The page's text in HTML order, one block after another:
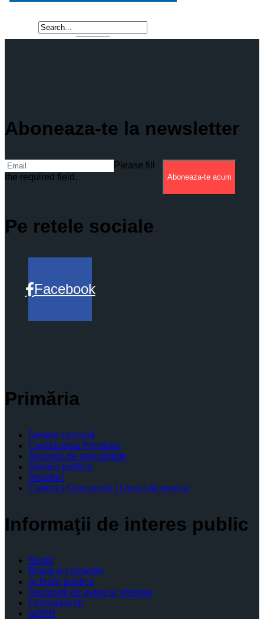
Aboneaza-te la newsletter
Please fill
the required field.
Aboneaza-te acum
Pe retele sociale
Facebook
Primăria
Despre comună
Conducerea Primăriei
Aparatul de specialitate
Servicii publice
Anunturi
Cariera | Concursuri | Locuri de munca
Informaţii de interes public
Buget
Bilanţuri contabile
Achiziţii publice
Declaratii de avere si interese
Formulare tip
GDPR